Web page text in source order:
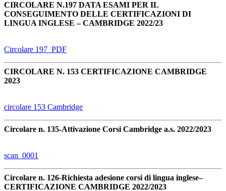
CIRCOLARE N.197 DATA ESAMI PER IL
CONSEGUIMENTO DELLE CERTIFICAZIONI DI
LINGUA INGLESE – CAMBRIDGE 2022/23
Circolare 197_PDF
CIRCOLARE N. 153 CERTIFICAZIONE CAMBRIDGE
2023
circolare 153 Cambridge
Circolare n. 135-Attivazione Corsi Cambridge a.s. 2022/2023
scan_0001
Circolare n. 126-Richiesta adesione corsi di lingua inglese–
CERTIFICAZIONE CAMBRIDGE 2022/2023